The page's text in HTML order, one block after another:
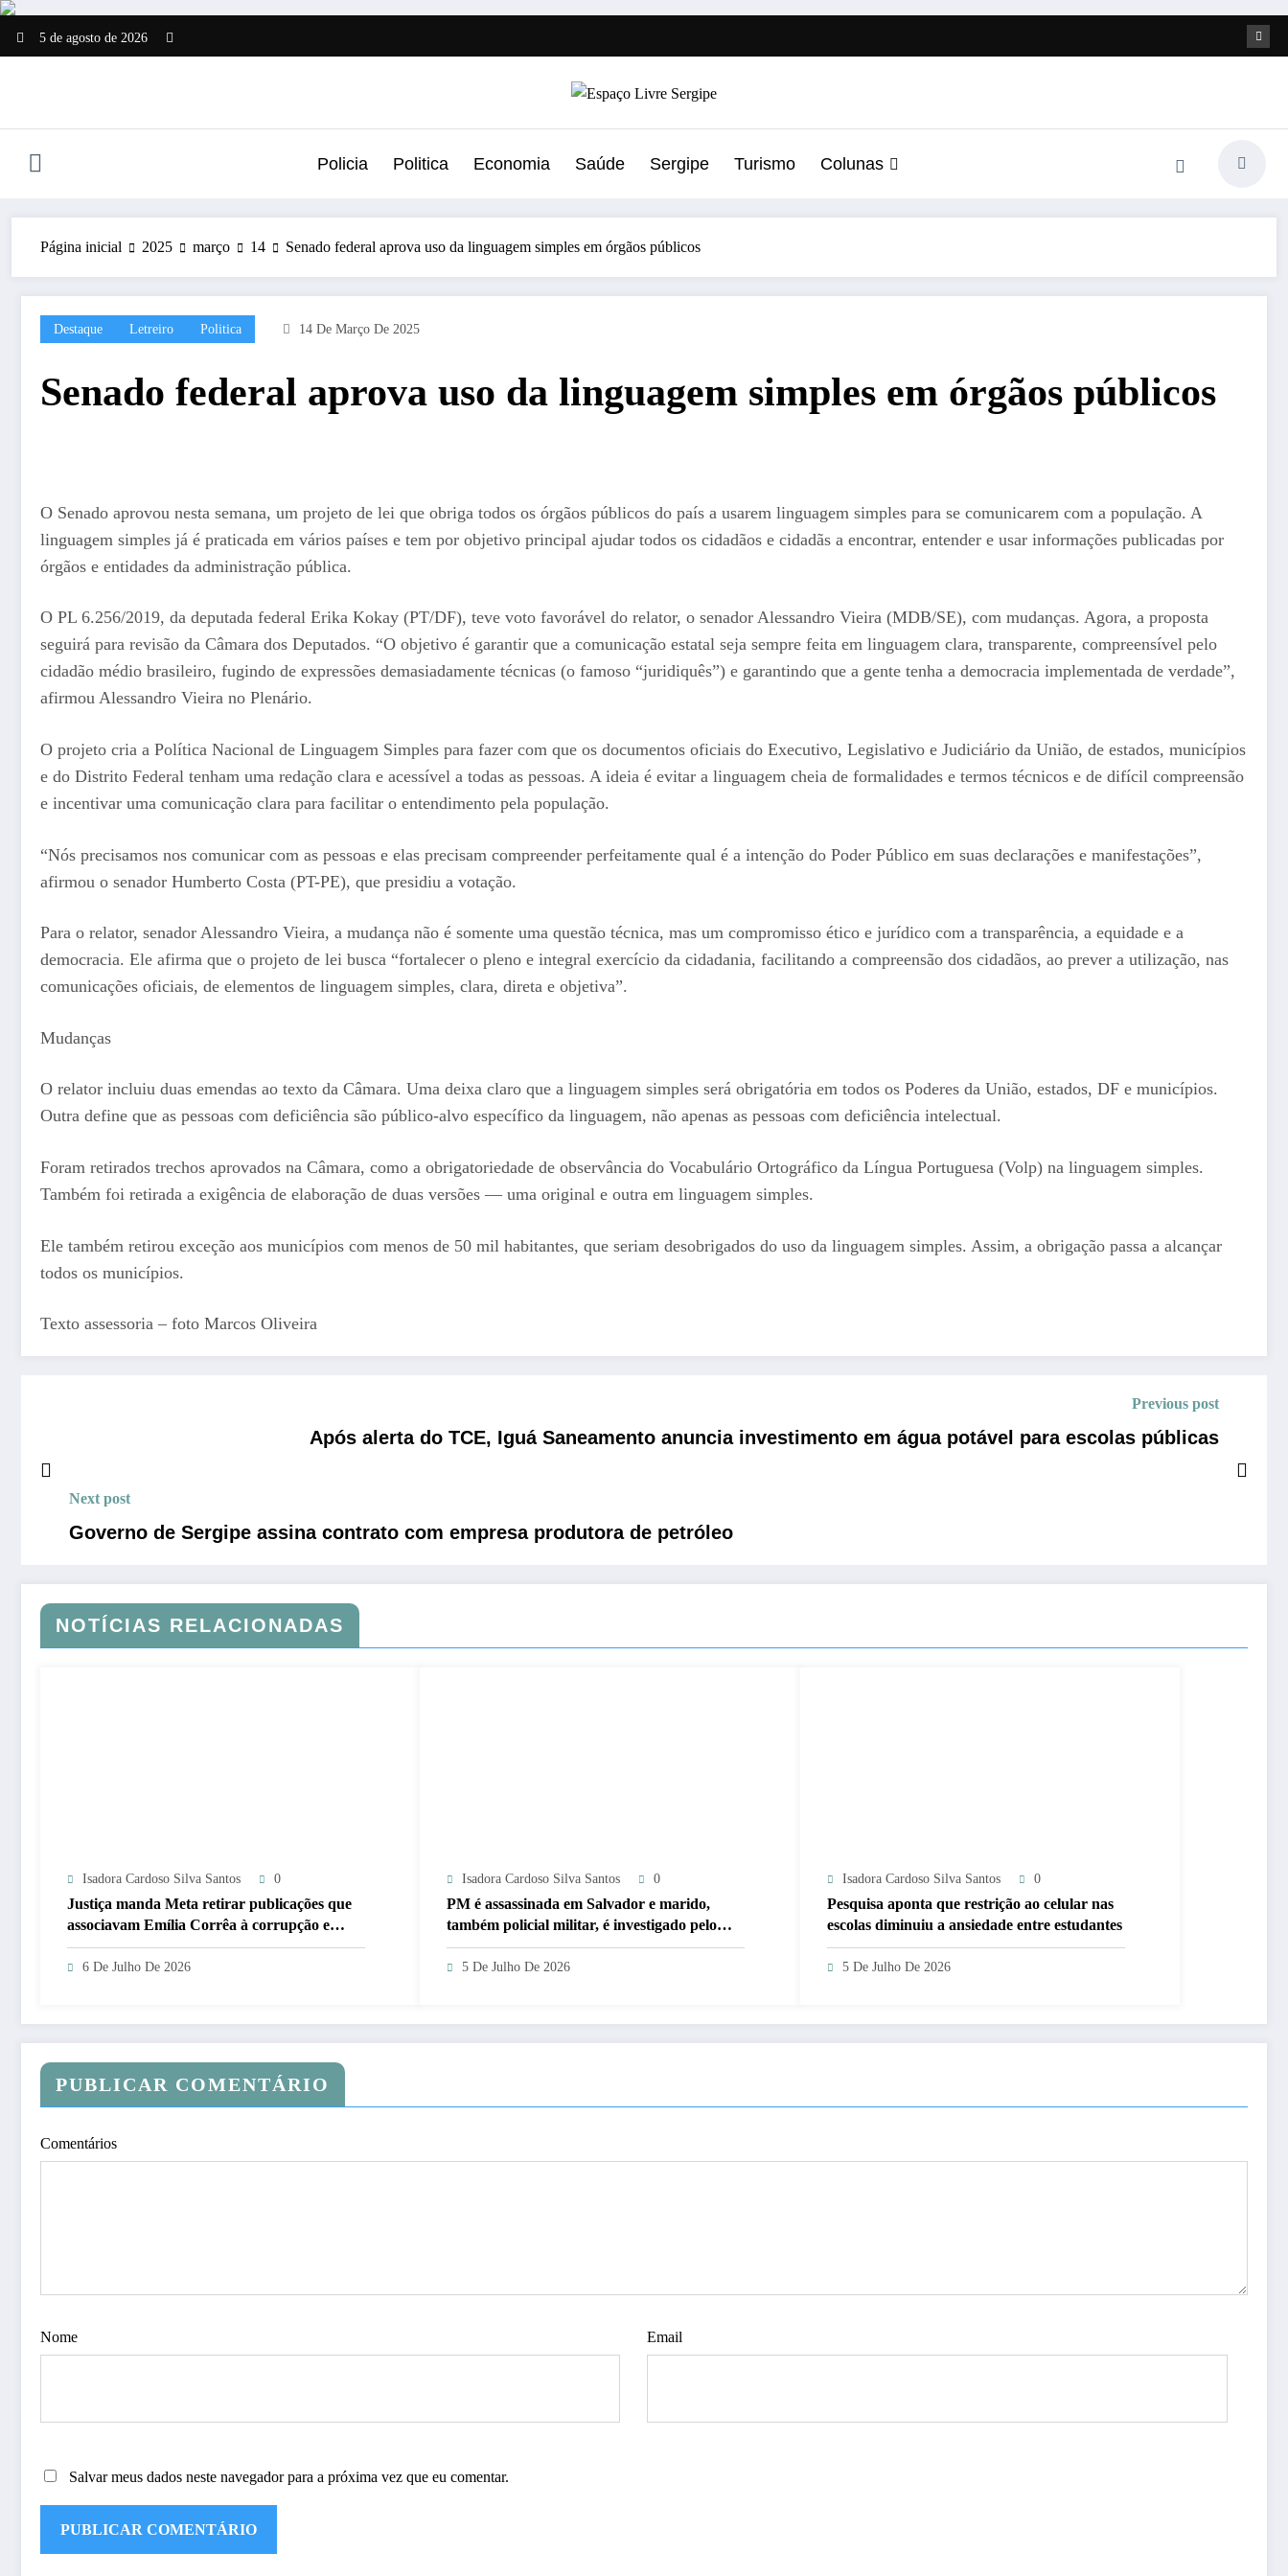
Pular
para
o
5 de agosto de 2026
Policia Politica Economia Saúde Sergipe Turismo Colunas
Página inicial 2025 março 14 Senado federal aprova uso da linguagem simples em órgãos públicos
Destaque Letreiro Politica 14 De Março De 2025
Senado federal aprova uso da linguagem simples em órgãos públicos
O Senado aprovou nesta semana, um projeto de lei que obriga todos os órgãos públicos do país a usarem linguagem simples para se comunicarem com a população. A
linguagem simples já é praticada em vários países e tem por objetivo principal ajudar todos os cidadãos e cidadãs a encontrar, entender e usar informações publicadas por
órgãos e entidades da administração pública.
O PL 6.256/2019, da deputada federal Erika Kokay (PT/DF), teve voto favorável do relator, o senador Alessandro Vieira (MDB/SE), com mudanças. Agora, a proposta
seguirá para revisão da Câmara dos Deputados. “O objetivo é garantir que a comunicação estatal seja sempre feita em linguagem clara, transparente, compreensível pelo
cidadão médio brasileiro, fugindo de expressões demasiadamente técnicas (o famoso “juridiquês”) e garantindo que a gente tenha a democracia implementada de verdade”,
afirmou Alessandro Vieira no Plenário.
O projeto cria a Política Nacional de Linguagem Simples para fazer com que os documentos oficiais do Executivo, Legislativo e Judiciário da União, de estados, municípios
e do Distrito Federal tenham uma redação clara e acessível a todas as pessoas. A ideia é evitar a linguagem cheia de formalidades e termos técnicos e de difícil compreensão
e incentivar uma comunicação clara para facilitar o entendimento pela população.
“Nós precisamos nos comunicar com as pessoas e elas precisam compreender perfeitamente qual é a intenção do Poder Público em suas declarações e manifestações”,
afirmou o senador Humberto Costa (PT-PE), que presidiu a votação.
Para o relator, senador Alessandro Vieira, a mudança não é somente uma questão técnica, mas um compromisso ético e jurídico com a transparência, a equidade e a
democracia. Ele afirma que o projeto de lei busca “fortalecer o pleno e integral exercício da cidadania, facilitando a compreensão dos cidadãos, ao prever a utilização, nas
comunicações oficiais, de elementos de linguagem simples, clara, direta e objetiva”.
Mudanças
O relator incluiu duas emendas ao texto da Câmara. Uma deixa claro que a linguagem simples será obrigatória em todos os Poderes da União, estados, DF e municípios.
Outra define que as pessoas com deficiência são público-alvo específico da linguagem, não apenas as pessoas com deficiência intelectual.
Foram retirados trechos aprovados na Câmara, como a obrigatoriedade de observância do Vocabulário Ortográfico da Língua Portuguesa (Volp) na linguagem simples.
Também foi retirada a exigência de elaboração de duas versões — uma original e outra em linguagem simples.
Ele também retirou exceção aos municípios com menos de 50 mil habitantes, que seriam desobrigados do uso da linguagem simples. Assim, a obrigação passa a alcançar
todos os municípios.
Texto assessoria – foto Marcos Oliveira
Previous post
Após alerta do TCE, Iguá Saneamento anuncia investimento em água potável para escolas públicas
Next post
Governo de Sergipe assina contrato com empresa produtora de petróleo
NOTÍCIAS RELACIONADAS
Isadora Cardoso Silva Santos 0
Justiça manda Meta retirar publicações que
associavam Emília Corrêa à corrupção e
identificar responsáveis
6 De Julho De 2026
Isadora Cardoso Silva Santos 0
PM é assassinada em Salvador e marido,
também policial militar, é investigado pelo
crime
5 De Julho De 2026
Isadora Cardoso Silva Santos 0
Pesquisa aponta que restrição ao celular nas
escolas diminuiu a ansiedade entre estudantes
5 De Julho De 2026
PUBLICAR COMENTÁRIO
Comentários
Nome Email
Salvar meus dados neste navegador para a próxima vez que eu comentar.